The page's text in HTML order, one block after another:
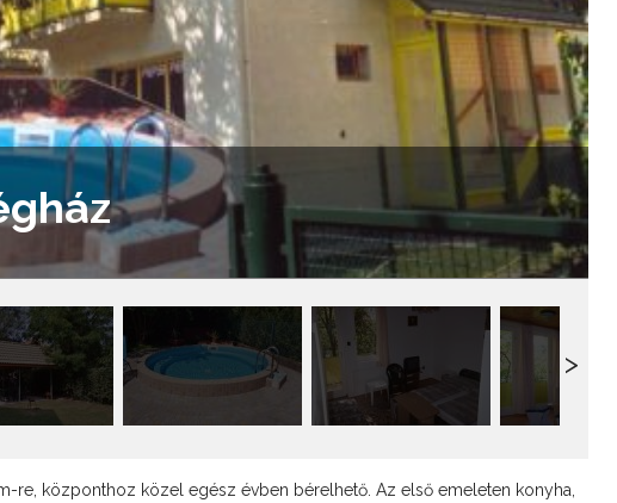
re, központhoz közel egész évben bérelhető. Az első emeleten konyha,